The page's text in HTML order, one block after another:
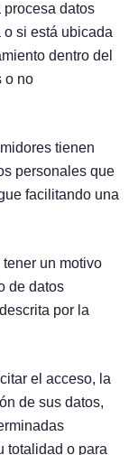
procesa datos
si está ubicada
dentro del
o no
tienen
personales que
facilitando una
un motivo
de datos
por la
el acceso, la
de sus datos,
totalidad o para